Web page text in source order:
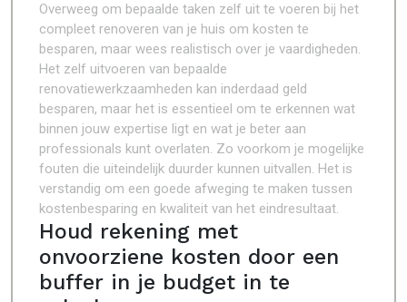
Overweeg om bepaalde taken zelf uit te voeren bij het
compleet renoveren van je huis om kosten te
besparen, maar wees realistisch over je vaardigheden.
Het zelf uitvoeren van bepaalde
renovatiewerkzaamheden kan inderdaad geld
besparen, maar het is essentieel om te erkennen wat
binnen jouw expertise ligt en wat je beter aan
professionals kunt overlaten. Zo voorkom je mogelijke
fouten die uiteindelijk duurder kunnen uitvallen. Het is
verstandig om een goede afweging te maken tussen
kostenbesparing en kwaliteit van het eindresultaat.
Houd rekening met
onvoorziene kosten door een
buffer in je budget in te